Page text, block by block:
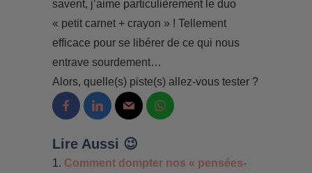
savent, j’aime particulièrement le duo
« petit carnet + crayon » ! Tellement
efficace pour se libérer de ce qui nous
entrave sourdement…
Alors, quelle(s) piste(s) allez-vous tester ?
Lire Aussi 😉
Comment dompter nos « pensées-